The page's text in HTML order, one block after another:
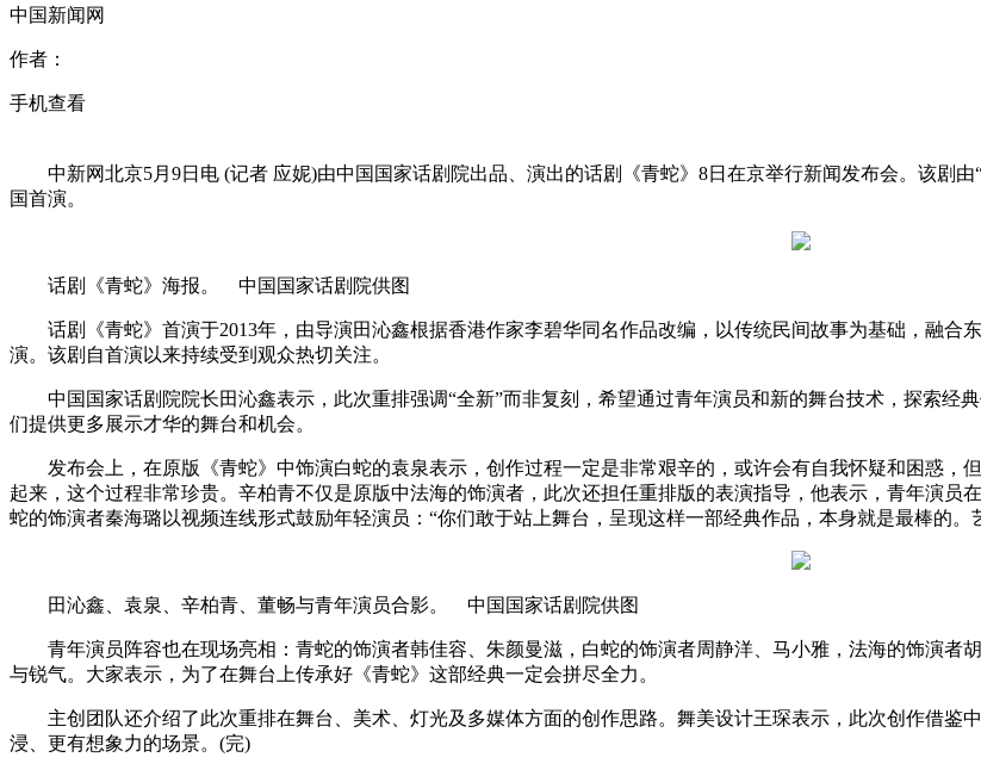
中国新闻网
作者：
手机查看
中新网北京5月9日电 (记者 应妮)由中国国家话剧院出品、演出的话剧《青蛇》8日在京举行新闻发布会。该剧
国首演。
话剧《青蛇》海报。 中国国家话剧院供图
话剧《青蛇》首演于2013年，由导演田沁鑫根据香港作家李碧华同名作品改编，以传统民间故事为基础，融
演。该剧自首演以来持续受到观众热切关注。
中国国家话剧院院长田沁鑫表示，此次重排强调“全新”而非复刻，希望通过青年演员和新的舞台技术，探索
们提供更多展示才华的舞台和机会。
发布会上，在原版《青蛇》中饰演白蛇的袁泉表示，创作过程一定是非常艰辛的，或许会有自我怀疑和困惑
起来，这个过程非常珍贵。辛柏青不仅是原版中法海的饰演者，此次还担任重排版的表演指导，他表示，青年演
蛇的饰演者秦海璐以视频连线形式鼓励年轻演员：“你们敢于站上舞台，呈现这样一部经典作品，本身就是最棒的。
田沁鑫、袁泉、辛柏青、董畅与青年演员合影。 中国国家话剧院供图
青年演员阵容也在现场亮相：青蛇的饰演者韩佳容、朱颜曼滋，白蛇的饰演者周静洋、马小雅，法海的饰演
与锐气。大家表示，为了在舞台上传承好《青蛇》这部经典一定会拼尽全力。
主创团队还介绍了此次重排在舞台、美术、灯光及多媒体方面的创作思路。舞美设计王琛表示，此次创作借
浸、更有想象力的场景。(完)